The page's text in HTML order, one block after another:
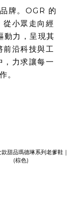
牌。OGR 的
從小眾走向經
動力，呈現其
前沿科技與工
，力求讓每一
。